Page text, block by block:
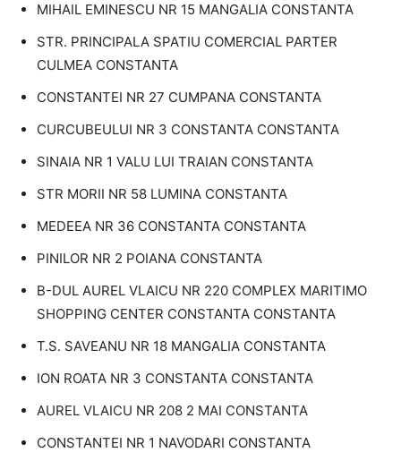
MIHAIL EMINESCU NR 15 MANGALIA CONSTANTA
STR. PRINCIPALA SPATIU COMERCIAL PARTER
CULMEA CONSTANTA
CONSTANTEI NR 27 CUMPANA CONSTANTA
CURCUBEULUI NR 3 CONSTANTA CONSTANTA
SINAIA NR 1 VALU LUI TRAIAN CONSTANTA
STR MORII NR 58 LUMINA CONSTANTA
MEDEEA NR 36 CONSTANTA CONSTANTA
PINILOR NR 2 POIANA CONSTANTA
B-DUL AUREL VLAICU NR 220 COMPLEX MARITIMO
SHOPPING CENTER CONSTANTA CONSTANTA
T.S. SAVEANU NR 18 MANGALIA CONSTANTA
ION ROATA NR 3 CONSTANTA CONSTANTA
AUREL VLAICU NR 208 2 MAI CONSTANTA
CONSTANTEI NR 1 NAVODARI CONSTANTA